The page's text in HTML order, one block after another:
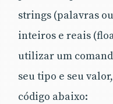
strings (palavras
inteiros e reais
utilizar um
seu tipo e seu
código abaixo: